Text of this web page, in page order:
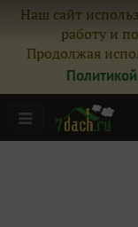
Наш сайт
работу и
Продолжая